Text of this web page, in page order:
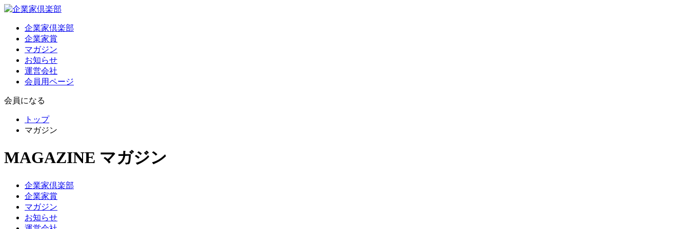
企業家倶楽部
企業家賞
マガジン
お知らせ
運営会社
会員用ページ
会員になる
トップ
マガジン
MAGAZINE マガジン
企業家倶楽部
企業家賞
マガジン
お知らせ